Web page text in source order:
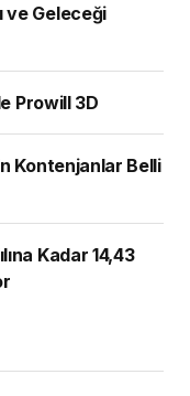
ve Geleceği
Prowill 3D
Kadar 14,43